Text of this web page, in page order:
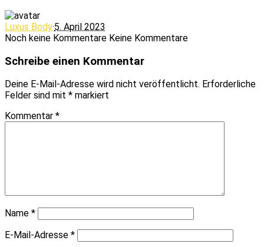
Luxus Body·5. April 2023
Noch keine Kommentare Keine Kommentare
Schreibe einen Kommentar
Deine E-Mail-Adresse wird nicht veröffentlicht. Erforderliche
Felder sind mit * markiert
Kommentar *
Name *
E-Mail-Adresse *